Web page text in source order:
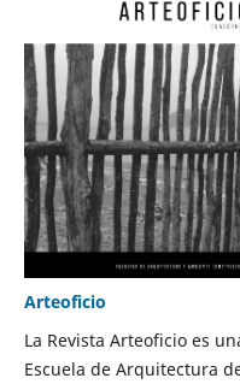
Arteoficio
La Revista Arteoficio es
Escuela de Arquitectura